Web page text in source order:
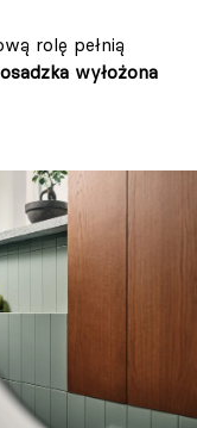
rolę pełnią
wyłożona